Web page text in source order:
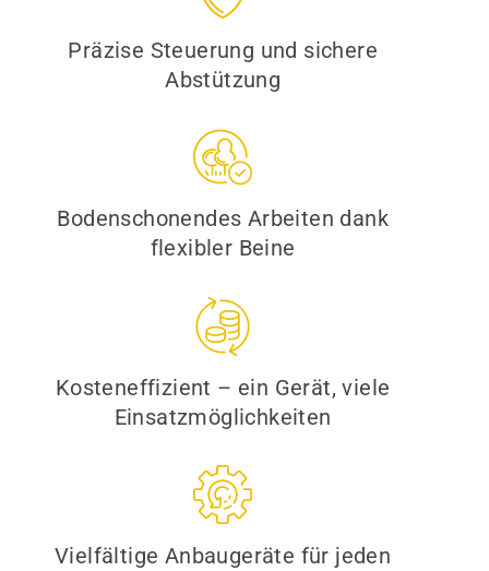
Präzise Steuerung und sichere
Abstützung
Bodenschonendes Arbeiten dank
flexibler Beine
Kosteneffizient – ein Gerät, viele
Einsatzmöglichkeiten
Vielfältige Anbaugeräte für jeden